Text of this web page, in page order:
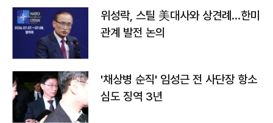
위성락, 스틸 美대사와 상견례…한미
관계 발전 논의
'채상병 순직' 임성근 전 사단장 항소
심도 징역 3년